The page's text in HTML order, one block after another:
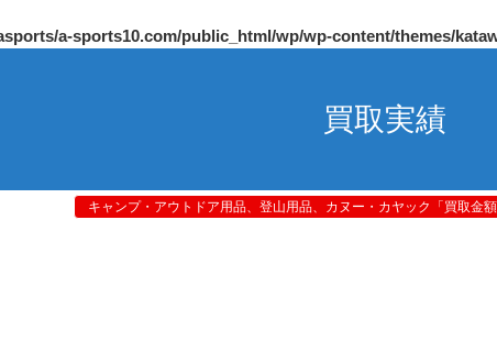
a-sports10.com/public_html/wp/wp-content/themes/
買取実績
キャンプ・アウトドア用品、登山用品、カヌー・カヤック「買取金